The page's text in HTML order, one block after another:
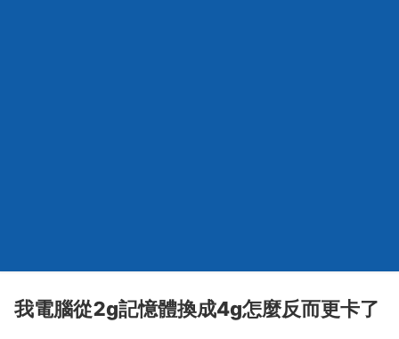
我電腦從2g記憶體換成4g怎麼反而更卡了